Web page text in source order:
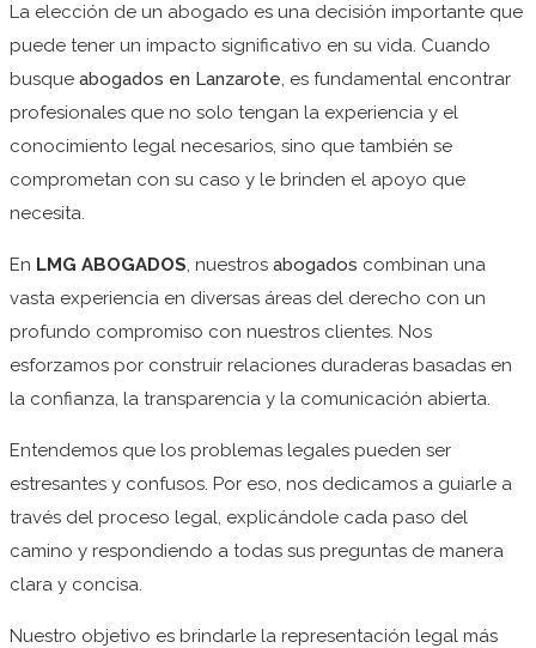
La elección de un abogado es una decisión importante que
puede tener un impacto significativo en su vida. Cuando
busque abogados en Lanzarote, es fundamental encontrar
profesionales que no solo tengan la experiencia y el
conocimiento legal necesarios, sino que también se
comprometan con su caso y le brinden el apoyo que
necesita.
En LMG ABOGADOS, nuestros abogados combinan una
vasta experiencia en diversas áreas del derecho con un
profundo compromiso con nuestros clientes. Nos
esforzamos por construir relaciones duraderas basadas en
la confianza, la transparencia y la comunicación abierta.
Entendemos que los problemas legales pueden ser
estresantes y confusos. Por eso, nos dedicamos a guiarle a
través del proceso legal, explicándole cada paso del
camino y respondiendo a todas sus preguntas de manera
clara y concisa.
Nuestro objetivo es brindarle la representación legal más